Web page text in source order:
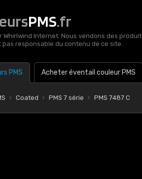
PMS.fr
Whirlwind Internet. Nous vendons des
pas responsable du contenu de ce site.
PMS Acheter éventail couleur PMS
Coated PMS 7 série PMS 7487 C